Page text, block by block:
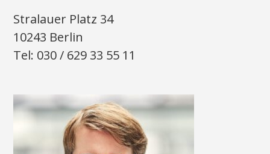
Stralauer Platz 34
10243 Berlin
Tel: 030 / 629 33 55 11